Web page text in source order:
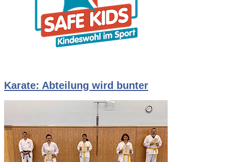
Karate: Abteilung wird bunter